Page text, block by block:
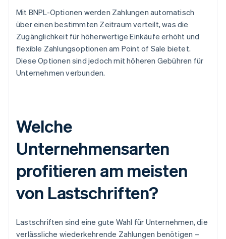
Mit BNPL-Optionen werden Zahlungen automatisch
über einen bestimmten Zeitraum verteilt, was die
Zugänglichkeit für höherwertige Einkäufe erhöht und
flexible Zahlungsoptionen am Point of Sale bietet.
Diese Optionen sind jedoch mit höheren Gebühren für
Unternehmen verbunden.
Welche
Unternehmensarten
profitieren am meisten
von Lastschriften?
Lastschriften sind eine gute Wahl für Unternehmen, die
verlässliche wiederkehrende Zahlungen benötigen –